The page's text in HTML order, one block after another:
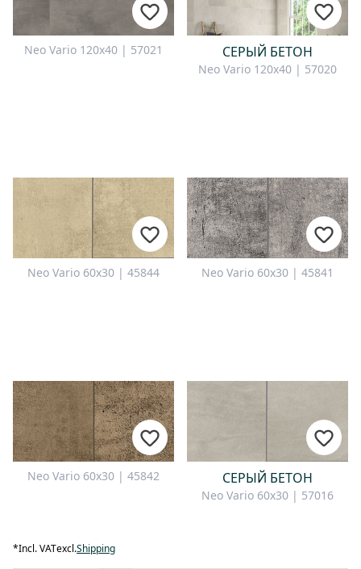
Neo Vario 120x40 | 57021 СЕРЫЙ БЕТОН
Neo Vario 120x40 | 57020
Neo Vario 60x30 | 45844 Neo Vario 60x30 | 45841
Neo Vario 60x30 | 45842 СЕРЫЙ БЕТОН
Neo Vario 60x30 | 57016
*Incl. VATexcl.Shipping